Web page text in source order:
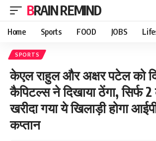
BRAIN REMIND
Home Sports FOOD JOBS
SPORTS
केएल राहुल और अक्षर पटेल को
कैपिटल्स ने दिखाया ठेंगा, सिर्फ
खरीदा गया ये खिलाड़ी होगा
कप्तान